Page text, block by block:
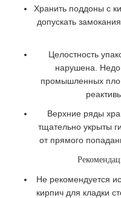
Хранить поддоны с
допускать
Целостность
нарушена.
промышленных
Верхние ряды
тщательно укрыты
от прямого
Не рекомендуется
кирпич для кладки